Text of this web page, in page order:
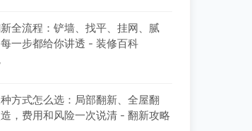
全流程：铲墙、找平、挂网、腻
一步都给你讲透 - 装修百科
方式怎么选：局部翻新、全屋翻
，费用和风险一次说清 - 翻新攻略